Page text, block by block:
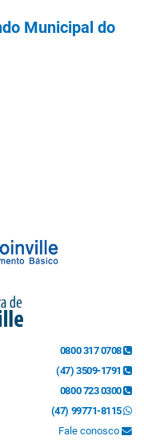
Municipal do
0800 317 0708
(47) 3509-1791
0800 723 0300
(47) 99771-8115
Fale conosco